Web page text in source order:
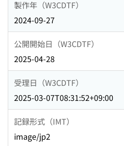
製作年（W3CDTF）
2024-09-27
公開開始日（W3CDTF）
2025-04-28
受理日（W3CDTF）
2025-03-07T08:31:52+09:00
記録形式（IMT）
image/jp2